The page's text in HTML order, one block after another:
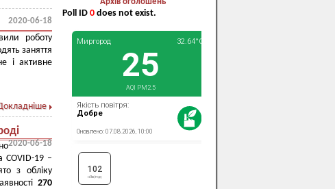
2020-06-18
роботу
заняття
і активне
2020-06-18
COVID-19 –
з обліку
270
Poll ID 0 does not exist.